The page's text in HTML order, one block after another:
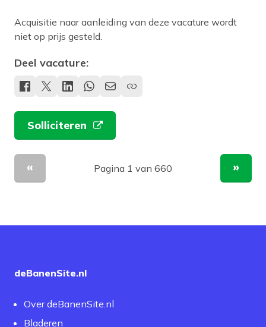
Acquisitie naar aanleiding van deze vacature wordt
niet op prijs gesteld.
Deel vacature:
Solliciteren
Vorige pagina
Pagina 1 van 660
deBanenSite.nl
Over deBanenSite.nl
Bladeren